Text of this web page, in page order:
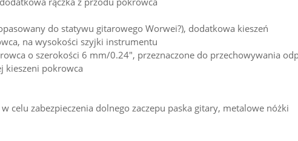
do statywu gitarowego Worwei?), dodatkowa kieszeń
na wysokości szyjki instrumentu
o szerokości 6 mm/0.24", przeznaczone do przechowywania
kieszeni pokrowca
celu zabezpieczenia dolnego zaczepu paska gitary, metalowe nóżki